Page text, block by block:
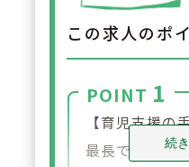
この求人のポ
POINT 1
【育児支援の
最長で「子が
続